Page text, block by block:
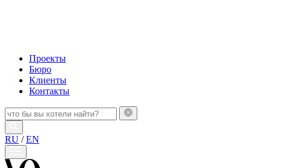
Проекты
Бюро
Клиенты
Контакты
RU / EN